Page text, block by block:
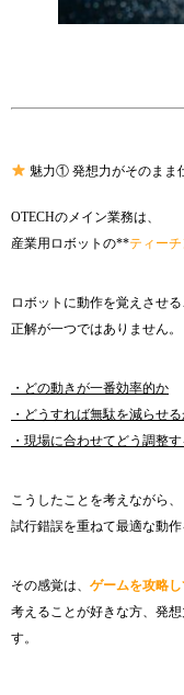
魅力① 発想力がそのまま
OTECHのメイン業務は、
産業用ロボットの**ティーチ
ロボットに動作を覚えさせる
正解が一つではありません。
・どの動きが一番効率的か
・どうすれば無駄を減らせ
・現場に合わせてどう調整
こうしたことを考えながら、
試行錯誤を重ねて最適な動作
その感覚は、 ゲームを攻略
考えることが好きな方、発
す。